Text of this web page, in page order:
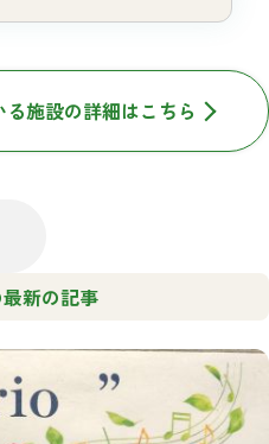
施設の詳細はこちら
新の記事